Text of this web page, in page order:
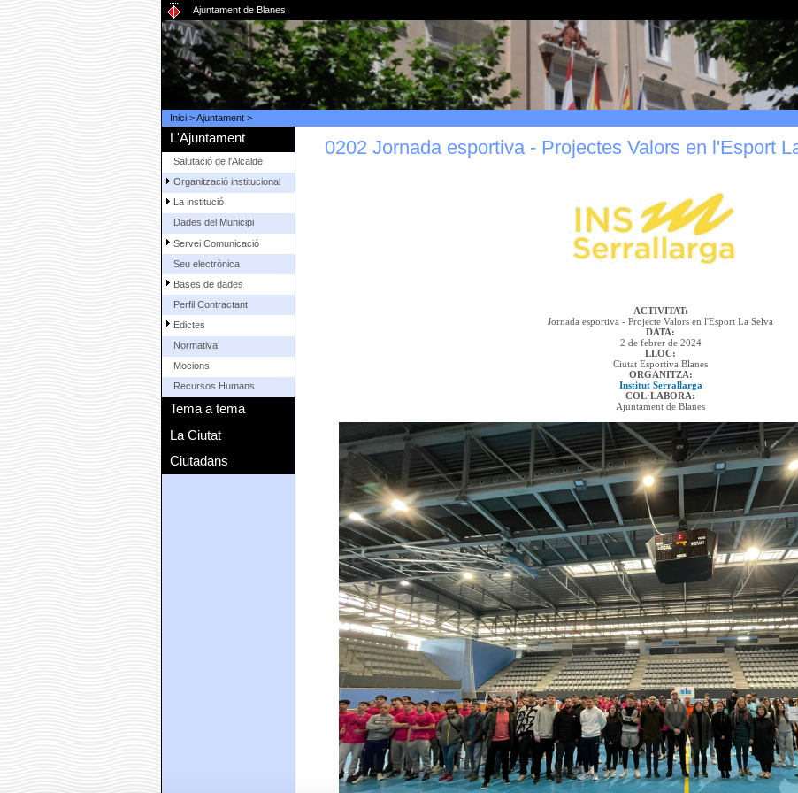
Ajuntament de Blanes
Inici>Ajuntament>
L'Ajuntament
Salutació de l'Alcalde
Organització institucional
La institució
Dades del Municipi
Servei Comunicació
Seu electrònica
Bases de dades
Perfil Contractant
Edictes
Normativa
Mocions
Recursos Humans
Tema a tema
La Ciutat
Ciutadans
0202 Jornada esportiva - Projectes Valors en l'Esport
ACTIVITAT:
Jornada esportiva - Projecte Valors en l'Esport La Selva
DATA:
2 de febrer de 2024
LLOC:
Ciutat Esportiva Blanes
ORGANITZA:
Institut Serrallarga
COL·LABORA:
Ajuntament de Blanes